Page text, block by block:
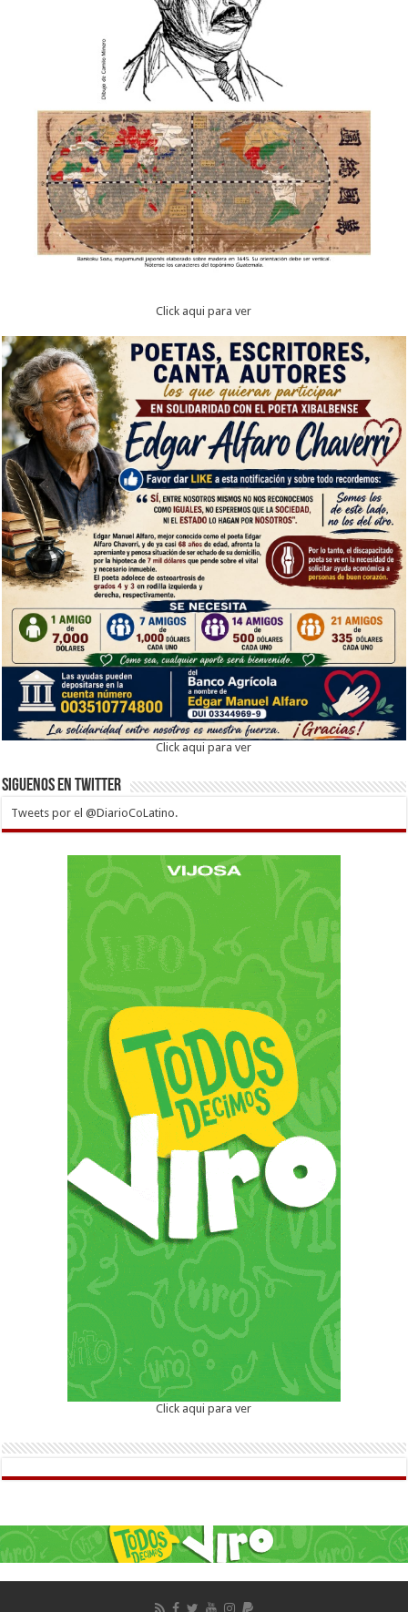
Click aqui para ver
Click aqui para ver
Siguenos en twitter
Tweets por el @DiarioCoLatino.
Click aqui para ver